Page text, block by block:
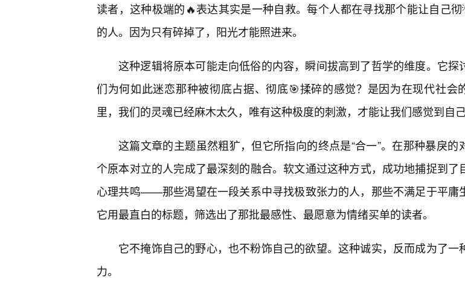
读者，这种极端的🔥表达其实是一种自救。每个人都在寻找那个能让自己彻
的人。因为只有碎掉了，阳光才能照进来。
这种逻辑将原本可能走向低俗的内容，瞬间拔高到了哲学的维度。它探
们为何如此迷恋那种被彻底占据、彻底🎯揉碎的感觉？是因为在现代社会
里，我们的灵魂已经麻木太久，唯有这种极度的刺激，才能让我们感觉到自己
这篇文章的主题虽然粗犷，但它所指向的终点是“合一”。在那种暴戾的
个原本对立的人完成了最深刻的融合。软文通过这种方式，成功地捕捉到了
心理共鸣——那些渴望在一段关系中寻找极致张力的人，那些不满足于平庸
它用最直白的标题，筛选出了那批最感性、最愿意为情绪买单的读者。
它不掩饰自己的野心，也不粉饰自己的欲望。这种诚实，反而成为了一
力。